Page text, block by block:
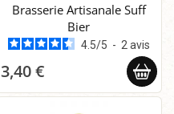
Brasserie Artisanale Suff
Bier
4.5/5 - 2avis
3,40 €